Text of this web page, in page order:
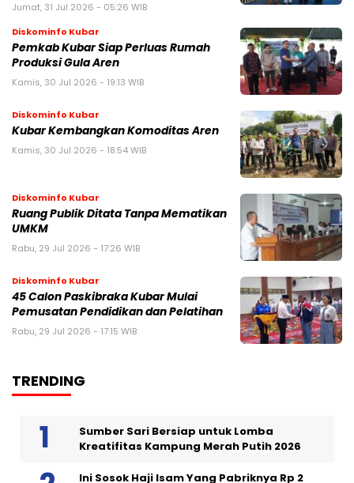
Jumat, 31 Jul 2026 - 05:26 WIB
Diskominfo Kubar
Pemkab Kubar Siap Perluas Rumah
Produksi Gula Aren
Kamis, 30 Jul 2026 - 19:13 WIB
Diskominfo Kubar
Kubar Kembangkan Komoditas Aren
Kamis, 30 Jul 2026 - 18:54 WIB
Diskominfo Kubar
Ruang Publik Ditata Tanpa Mematikan
UMKM
Rabu, 29 Jul 2026 - 17:26 WIB
Diskominfo Kubar
45 Calon Paskibraka Kubar Mulai
Pemusatan Pendidikan dan Pelatihan
Rabu, 29 Jul 2026 - 17:15 WIB
TRENDING
Sumber Sari Bersiap untuk Lomba
Kreatifitas Kampung Merah Putih 2026
Ini Sosok Haji Isam Yang Pabriknya Rp 2